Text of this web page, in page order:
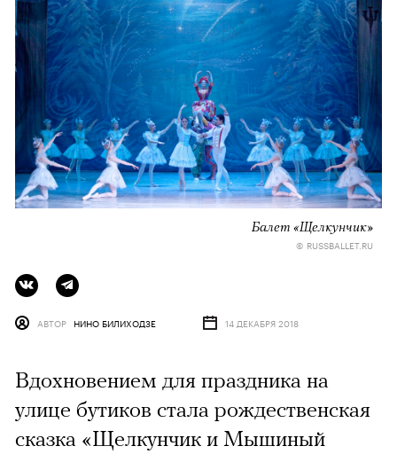
Балет «Щелкунчик»
© RUSSBALLET.RU
АВТОР НИНО БИЛИХОДЗЕ 14 ДЕКАБРЯ 2018
Вдохновением для праздника на
улице бутиков стала рождественская
сказка «Щелкунчик и Мышиный